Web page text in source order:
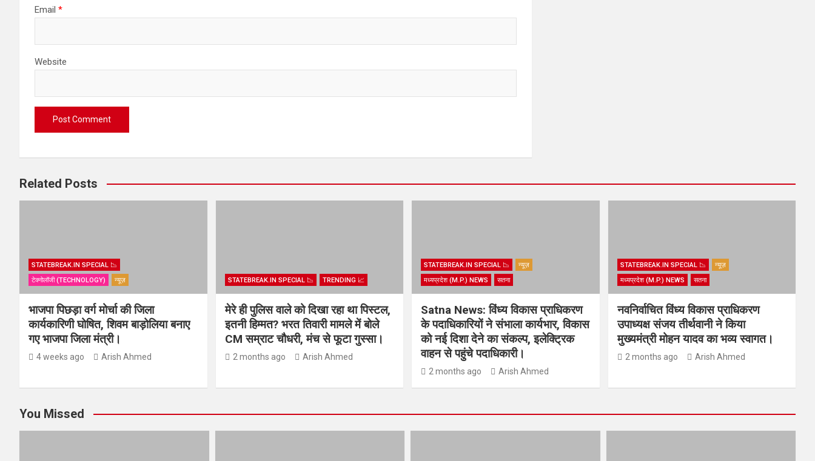
Email *
Website
Related Posts
STATEBREAK.IN SPECIAL 📉
टेक्नोलॉजी (TECHNOLOGY)
न्यूज़
भाजपा पिछड़ा वर्ग मोर्चा की जिला
कार्यकारिणी घोषित, शिवम बाड़ोलिया बनाए
गए भाजपा जिला मंत्री।
4 weeks ago Arish Ahmed
STATEBREAK.IN SPECIAL 📉 TRENDING 📈
मेरे ही पुलिस वाले को दिखा रहा था पिस्टल,
इतनी हिम्मत? भरत तिवारी मामले में बोले
CM सम्राट चौधरी, मंच से फूटा गुस्सा।
2 months ago Arish Ahmed
STATEBREAK.IN SPECIAL 📉
न्यूज़
मध्यप्रदेश (M.P.) NEWS
सतना
Satna News: विंध्य विकास प्राधिकरण
के पदाधिकारियों ने संभाला कार्यभार, विकास
को नई दिशा देने का संकल्प, इलेक्ट्रिक
वाहन से पहुंचे पदाधिकारी।
2 months ago Arish Ahmed
STATEBREAK.IN SPECIAL 📉
न्यूज़
मध्यप्रदेश (M.P.) NEWS
सतना
नवनिर्वाचित विंध्य विकास प्राधिकरण
उपाध्यक्ष संजय तीर्थवानी ने किया
मुख्यमंत्री मोहन यादव का भव्य स्वागत।
2 months ago Arish Ahmed
You Missed